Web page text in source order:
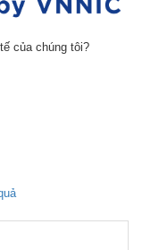
của chúng tôi?